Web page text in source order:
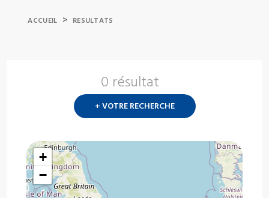
ACCUEIL > RESULTATS
0 résultat
+ VOTRE RECHERCHE
+
−